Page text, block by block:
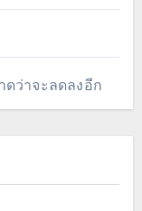
ดว่าจะลดลงอีก